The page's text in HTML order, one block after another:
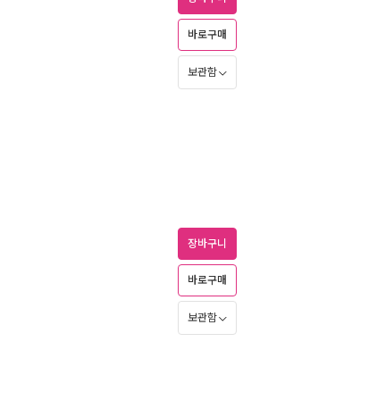
바로구매
보관함
장바구니
바로구매
보관함